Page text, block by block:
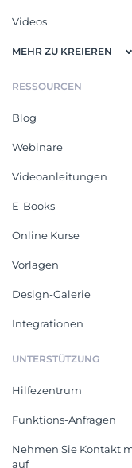
Videos
MEHR ZU KREIEREN
RESSOURCEN
Blog
Webinare
Videoanleitungen
E-Books
Online Kurse
Vorlagen
Design-Galerie
Integrationen
UNTERSTÜTZUNG
Hilfezentrum
Funktions-Anfragen
Nehmen Sie Kontakt
auf